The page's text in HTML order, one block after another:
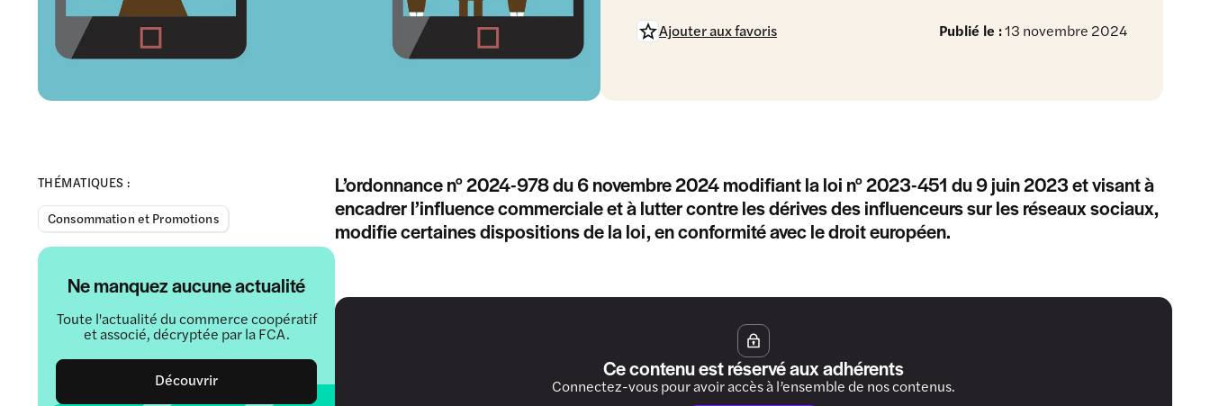
Publié le :13 novembre 2024
Ajouter aux favoris
THÉMATIQUES :
Consommation et Promotions
Ne manquez aucune actualité
Toute l'actualité du commerce coopératif
et associé, décryptée par la FCA.
Découvrir
L’ordonnance n° 2024-978 du 6 novembre 2024 modifiant la loi n° 2023-451 du 9 juin 2023 et visant à
encadrer l’influence commerciale et à lutter contre les dérives des influenceurs sur les réseaux sociaux,
modifie certaines dispositions de la loi, en conformité avec le droit européen.
Ce contenu est réservé aux adhérents
Connectez-vous pour avoir accès à l’ensemble de nos contenus.